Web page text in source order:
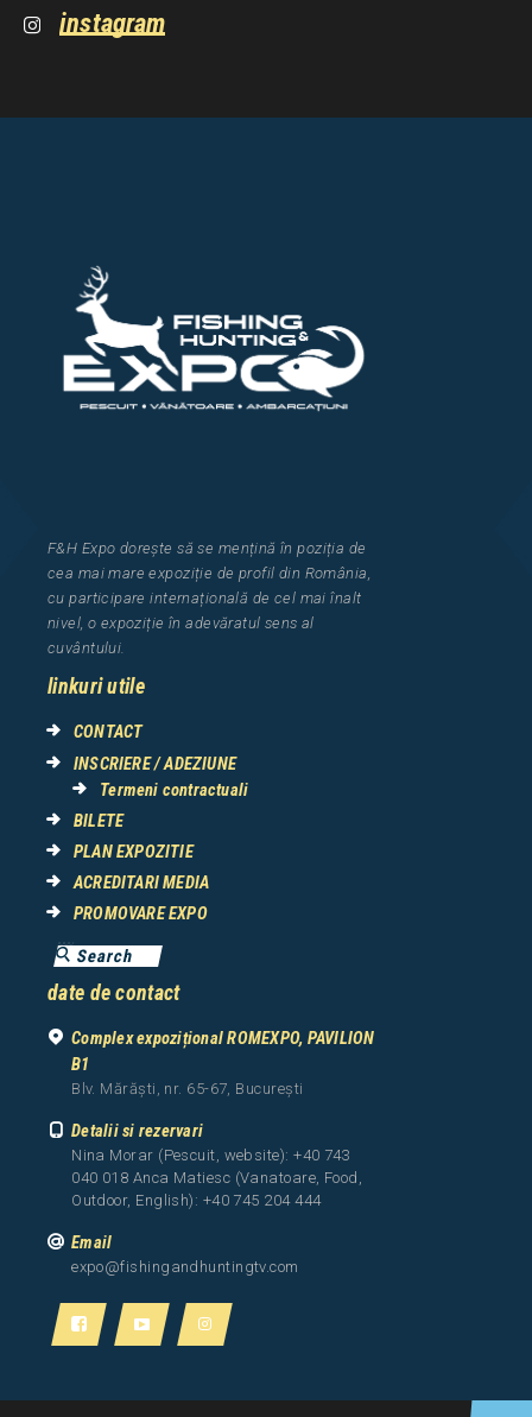
instagram
F&H Expo dorește să se mențină în poziția de
cea mai mare expoziție de profil din România,
cu participare internațională de cel maiînalt
nivel, o expoziție în adevăratul sens al
cuvântului.
linkuri utile
CONTACT
INSCRIERE / ADEZIUNE
Termeni contractuali
BILETE
PLAN EXPOZITIE
ACREDITARI MEDIA
PROMOVARE EXPO
date de contact
Complex expozițional ROMEXPO, PAVILION
B1
Blv. Mărăști, nr. 65-67, București
Detalii si rezervari
Nina Morar (Pescuit, website): +40 743
040 018 Anca Matiesc (Vanatoare, Food,
Outdoor, English): +40 745 204 444
Email
expo@fishingandhuntingtv.com